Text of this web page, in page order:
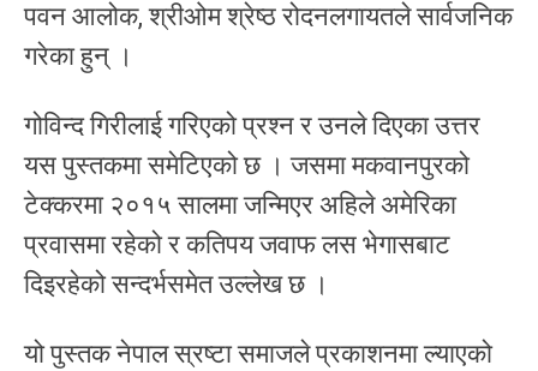
पवन आलोक, श्रीओम श्रेष्ठ रोदनलगायतले सार्वजनिक
गरेका हुन् ।
गोविन्द गिरीलाई गरिएको प्रश्न र उनले दिएका उत्तर
यस पुस्तकमा समेटिएको छ । जसमा मकवानपुरको
टेक्करमा २०१५ सालमा जन्मिएर अहिले अमेरिका
प्रवासमा रहेको र कतिपय जवाफ लस भेगासबाट
दिइरहेको सन्दर्भसमेत उल्लेख छ ।
यो पुस्तक नेपाल स्रष्टा समाजले प्रकाशनमा ल्याएको